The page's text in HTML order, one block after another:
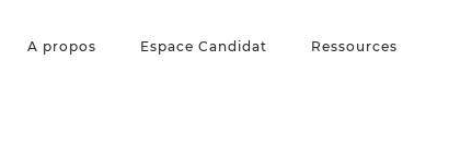
A propos Espace Candidat Ressources